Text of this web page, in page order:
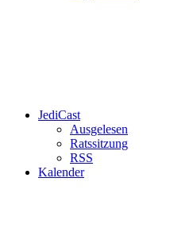
JediCast
Ausgelesen
Ratssitzung
RSS
Kalender